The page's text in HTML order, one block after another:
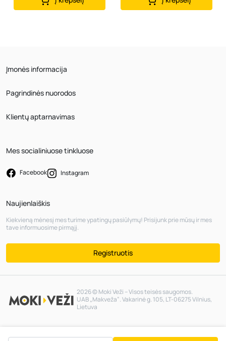
Įmonės informacija
Pagrindinės nuorodos
Klientų aptarnavimas
Mes socialiniuose tinkluose
Facebook Instagram
Naujienlaiškis
Kiekvieną mėnesį mes turime ypatingų pasiūlymų! Prisijunk prie mūsų ir mes
tave informuosime pirmąjį.
Registruotis
2026 © Moki Veži – Visos teisės saugomos.
UAB „Makveža“. Vakarinė g. 105, LT-06275 Vilnius,
Lietuva